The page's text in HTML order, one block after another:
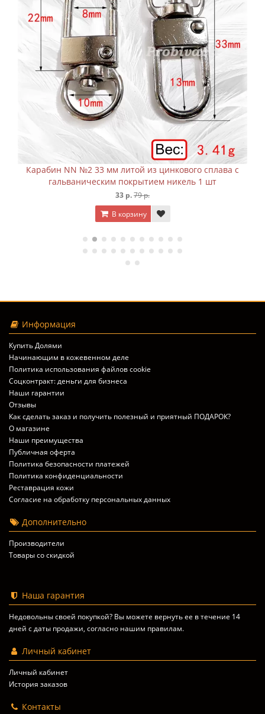
Карабин NN №2 33 мм литой из цинкового сплава с
гальваническим покрытием никель 1 шт
33 р.79 р.
В корзину
Информация
Купить Долями
Начинающим в кожевенном деле
Политика использования файлов cookie
Соцконтракт: деньги для бизнеса
Наши гарантии
Отзывы
Как сделать заказ и получить полезный и приятный ПОДАРОК?
О магазине
Наши преимущества
Публичная оферта
Политика безопасности платежей
Политика конфиденциальности
Реставрация кожи
Согласие на обработку персональных данных
Дополнительно
Производители
Товары со скидкой
Наша гарантия
Недовольны своей покупкой? Вы можете вернуть ее в течение 14
дней с даты продажи, согласно нашим правилам.
Личный кабинет
Личный кабинет
История заказов
Контакты